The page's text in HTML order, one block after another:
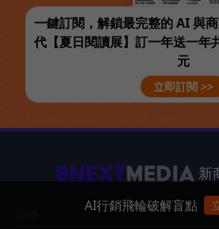
一鍵訂閱，解鎖最完整的 AI 與
代【夏日閱讀展】訂一年送一年
元
立即訂閱 >>
新
AI行銷飛輪破解盲點